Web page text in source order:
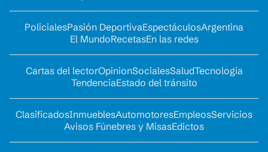
PolicialesPasión DeportivaEspectáculosArgentina
El MundoRecetasEn las redes
Cartas del lectorOpinionSocialesSaludTecnología
TendenciaEstado del tránsito
ClasificadosInmueblesAutomotoresEmpleosServicios
Avisos Fúnebres y MisasEdictos